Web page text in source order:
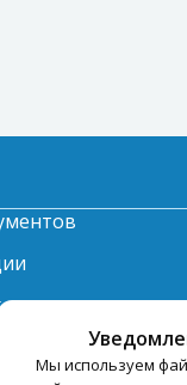
Мы используем